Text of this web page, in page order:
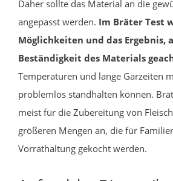
Daher sollte das Material an die
angepasst werden. Im Bräter Test
Möglichkeiten und das Ergebnis,
Beständigkeit des Materials
Temperaturen und lange Garzeiten
problemlos standhalten können.
meist für die Zubereitung von
größeren Mengen an, die für
Vorrathaltung gekocht werden.